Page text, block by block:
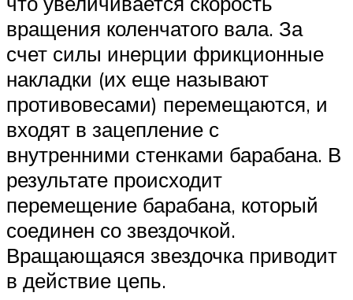
вращения коленчатого вала. За
счет силы инерции фрикционные
накладки (их еще называют
противовесами) перемещаются, и
входят в зацепление с
внутренними стенками барабана. В
результате происходит
перемещение барабана, который
соединен со звездочкой.
Вращающаяся звездочка приводит
в действие цепь.